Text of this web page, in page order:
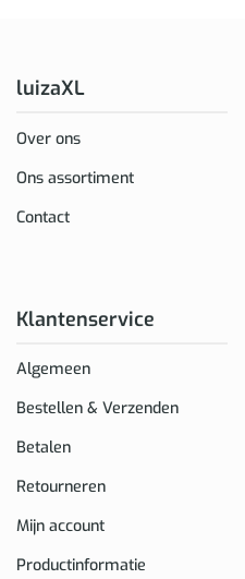
luizaXL
Over ons
Ons assortiment
Contact
Klantenservice
Algemeen
Bestellen & Verzenden
Betalen
Retourneren
Mijn account
Productinformatie